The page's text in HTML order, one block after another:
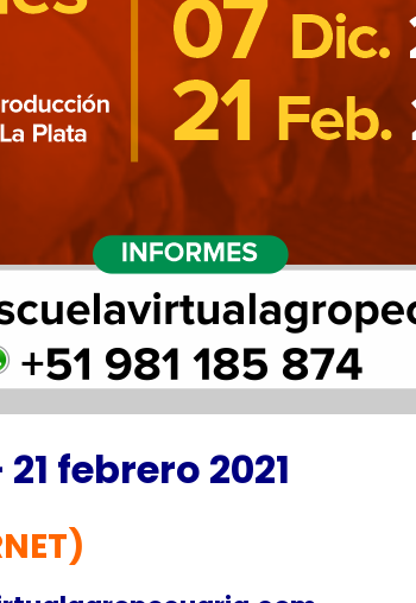
febrero 2021